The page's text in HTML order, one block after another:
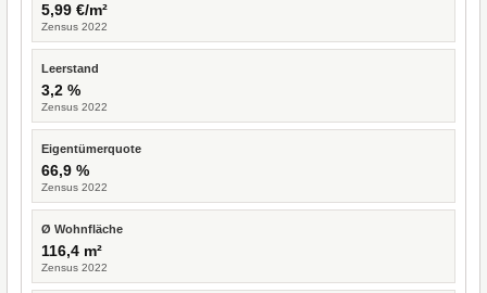
5,99 €/m²
Zensus 2022
Leerstand
3,2 %
Zensus 2022
Eigentümerquote
66,9 %
Zensus 2022
Ø Wohnfläche
116,4 m²
Zensus 2022